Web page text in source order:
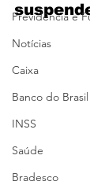
Previdência e
Notícias
Caixa
Banco do Brasil
INSS
Saúde
Bradesco